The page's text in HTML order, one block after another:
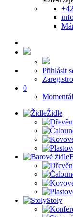
Přihlásit
0
Židle
Stoly